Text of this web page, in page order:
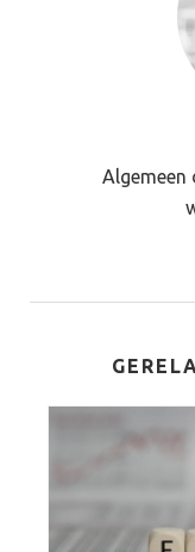
Algemeen